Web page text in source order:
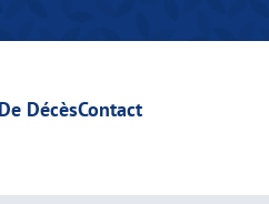
DécèsContact